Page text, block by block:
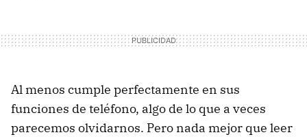
Al menos cumple perfectamente en sus
funciones de teléfono, algo de lo que a veces
parecemos olvidarnos. Pero nada mejor que leer